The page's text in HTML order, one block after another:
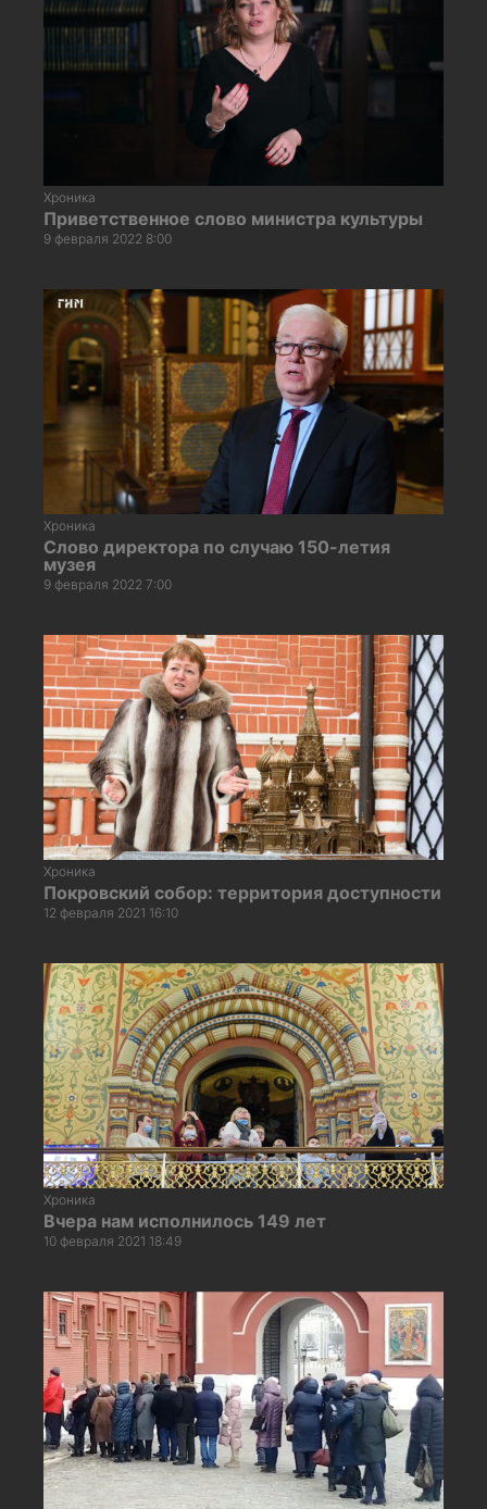
Хроника
Приветственное слово министра культуры
9 февраля 2022 8:00
Хроника
Слово директора по случаю 150-летия
музея
9 февраля 2022 7:00
Хроника
Покровский собор: территория доступности
12 февраля 2021 16:10
Хроника
Вчера нам исполнилось 149 лет
10 февраля 2021 18:49